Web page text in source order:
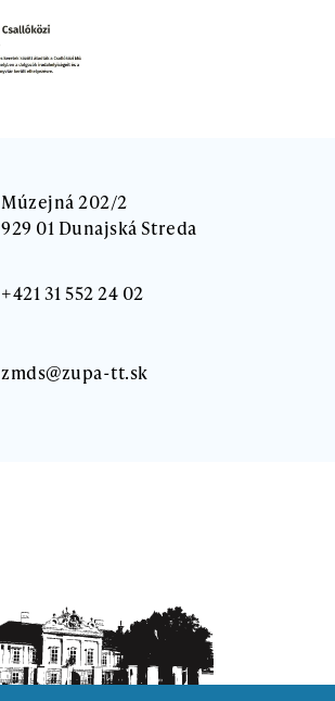
Múzejná 202/2
929 01 Dunajská Streda
+421 31 552 24 02
zmds@zupa-tt.sk